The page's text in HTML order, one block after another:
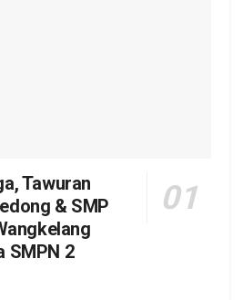
Tawuran
& SMP
SMPN 2